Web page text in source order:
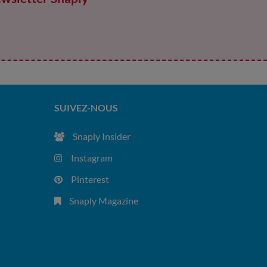
SUIVEZ-NOUS
Snaply Insider
Instagram
Pinterest
Snaply Magazine